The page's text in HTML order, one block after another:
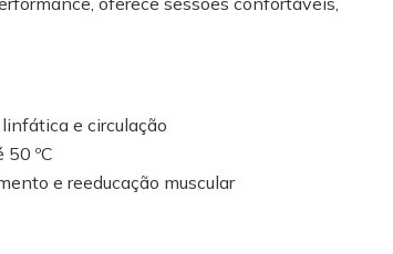
e circulação
50 ºC
e reeducação muscular